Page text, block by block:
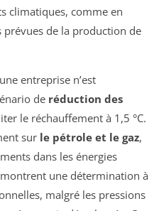
climatiques, comme en
de la production de
entreprise n’est
de réduction des
le réchauffement à 1,5 °C.
sur le pétrole et le gaz,
dans les énergies
une détermination à
malgré les pressions